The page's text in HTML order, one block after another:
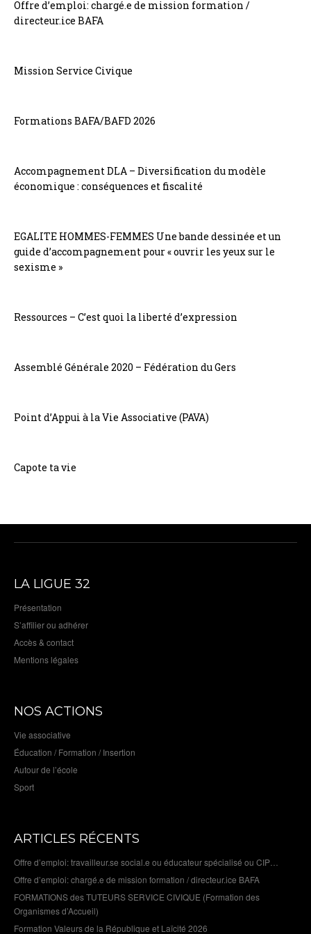
Offre d’emploi: chargé.e de mission formation /
directeur.ice BAFA
Mission Service Civique
Formations BAFA/BAFD 2026
Accompagnement DLA – Diversification du modèle
économique : conséquences et fiscalité
EGALITE HOMMES-FEMMES Une bande dessinée et un
guide d’accompagnement pour « ouvrir les yeux sur le
sexisme »
Ressources – C’est quoi la liberté d’expression
Assemblé Générale 2020 – Fédération du Gers
Point d’Appui à la Vie Associative (PAVA)
Capote ta vie
LA LIGUE 32
Présentation
S’affilier ou adhérer
Accès & contact
Mentions légales
NOS ACTIONS
Vie associative
Éducation / Formation / Insertion
Autour de l’école
Sport
ARTICLES RÉCENTS
Offre d’emploi: travailleur.se social.e ou éducateur spécialisé ou CIP…
Offre d’emploi: chargé.e de mission formation / directeur.ice BAFA
FORMATIONS des TUTEURS SERVICE CIVIQUE (Formation des
Organismes d’Accueil)
Formation Valeurs de la République et Laïcité 2026